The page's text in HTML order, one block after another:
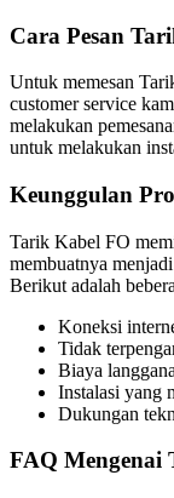
Cara Pesan
Untuk memesan
customer service
melakukan
untuk melakukan
Keunggulan
Tarik Kabel FO
membuatnya
Berikut adalah
Koneksi
Tidak
Biaya
Instalasi yang
Dukungan
FAQ Mengenai